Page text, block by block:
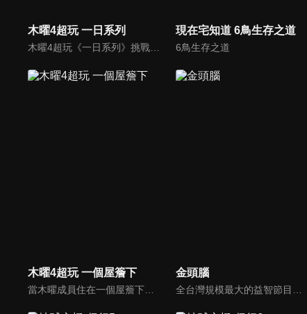
木曜4超玩 一日系列 現在宅知道 6鳥生存之道
6鳥生存之道
木曜4超玩 一個屋簷下 金頭腦